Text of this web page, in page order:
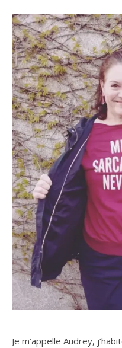
Je m’appelle Audrey,